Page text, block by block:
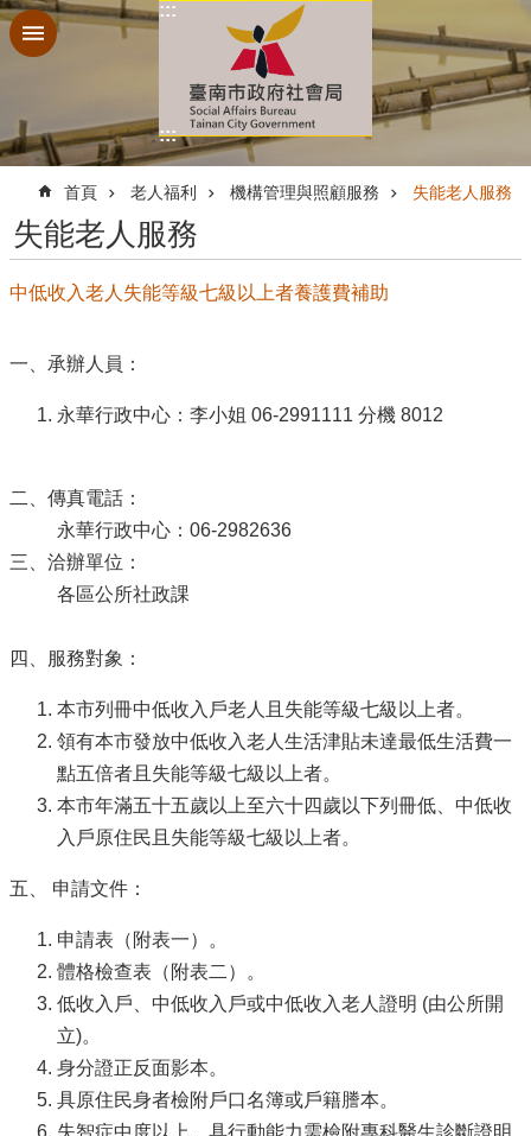
跳到主要內容區塊
:::
:::
首頁 老人福利 機構管理與照顧服務 失能老人服務
失能老人服務
中低收入老人失能等級七級以上者養護費補助
一、承辦人員：
永華行政中心：李小姐 06-2991111 分機 8012
二、傳真電話：
永華行政中心：06-2982636
三、洽辦單位：
各區公所社政課
四、服務對象：
本市列冊中低收入戶老人且失能等級七級以上者。
領有本市發放中低收入老人生活津貼未達最低生活費一
點五倍者且失能等級七級以上者。
本市年滿五十五歲以上至六十四歲以下列冊低、中低收
入戶原住民且失能等級七級以上者。
五、 申請文件：
申請表（附表一）。
體格檢查表（附表二）。
低收入戶、中低收入戶或中低收入老人證明 (由公所開
立)。
身分證正反面影本。
具原住民身者檢附戶口名簿或戶籍謄本。
失智症中度以上、具行動能力需檢附專科醫生診斷證明